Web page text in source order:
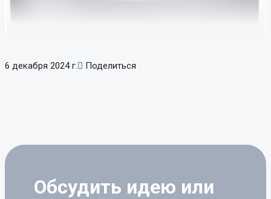
6 декабря 2024 г. Поделиться
Обсудить идею или